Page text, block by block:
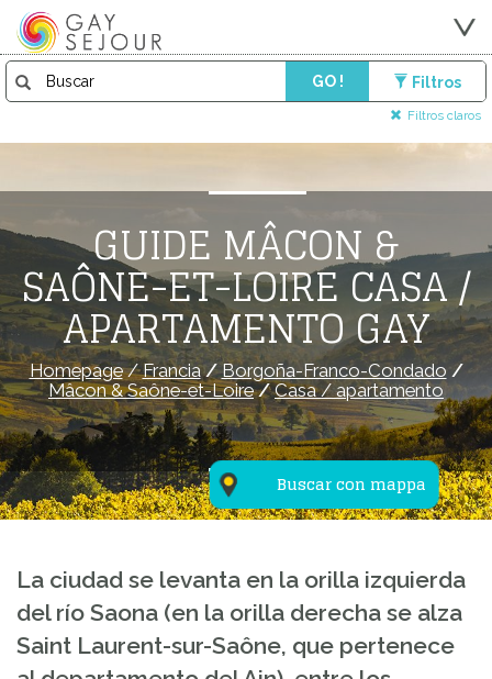
GO ! Filtros
Filtros claros
Buscar con mappa
GUIDE MÂCON &
SAÔNE-ET-LOIRE CASA /
APARTAMENTO GAY
Homepage/Francia/Borgoña-Franco-Condado/
Mâcon & Saône-et-Loire/Casa / apartamento
La ciudad se levanta en la orilla izquierda
del río Saona (en la orilla derecha se alza
Saint Laurent-sur-Saône, que pertenece